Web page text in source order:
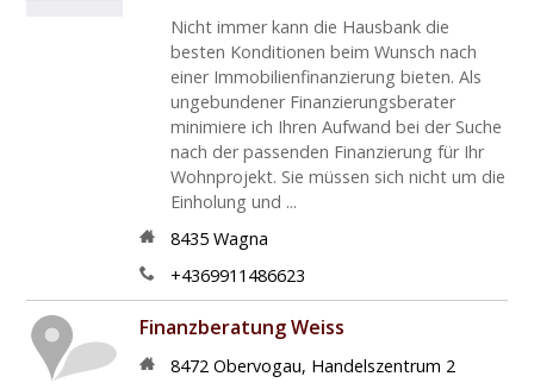
Nicht immer kann die Hausbank die
besten Konditionen beim Wunsch nach
einer Immobilienfinanzierung bieten. Als
ungebundener Finanzierungsberater
minimiere ich Ihren Aufwand bei der Suche
nach der passenden Finanzierung für Ihr
Wohnprojekt. Sie müssen sich nicht um die
Einholung und ...
8435 Wagna
+4369911486623
Finanzberatung Weiss
8472 Obervogau, Handelszentrum 2